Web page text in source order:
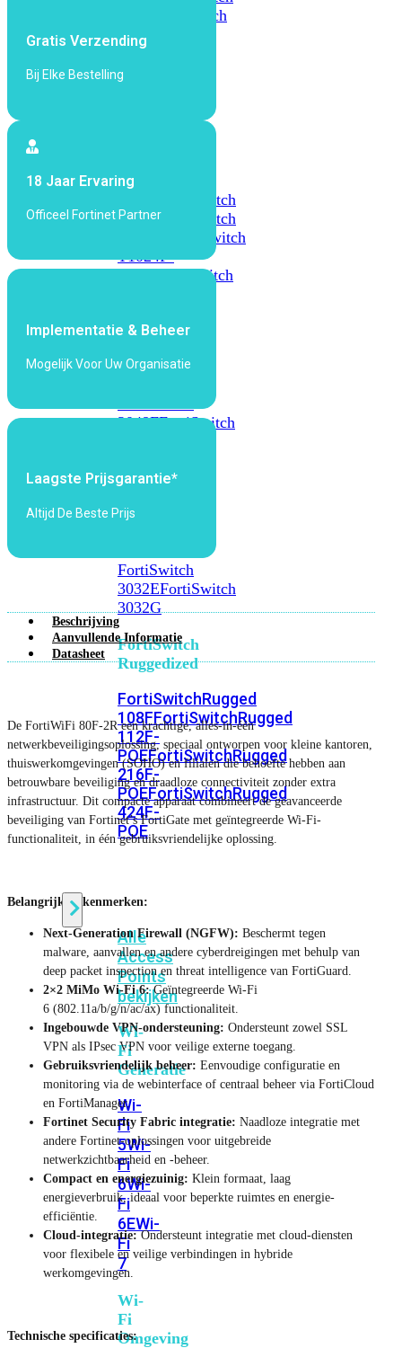
FortiSwitch
648F-
FPOE
FortiSwitch
FortiSwitch
1048EFortiSwitch
FortiSwitch
T1024F-
FortiSwitch
FortiSwitch
Series
2048FFortiSwitch
3000
FortiSwitch
3032EFortiSwitch
3032G
FortiSwitch
Ruggedized
FortiSwitchRugged
108FFortiSwitchRugged
112F-
POEFortiSwitchRugged
216F-
POEFortiSwitchRugged
424F-
POE
Alle
Access
Points
bekijken
Wi-
Fi
Generatie
Wi-
Fi
5Wi-
Fi
6Wi-
Fi
6EWi-
Fi
7
Wi-
Fi
Omgeving
Gratis Verzending
Bij Elke Bestelling
18 Jaar Ervaring
Officeel Fortinet Partner
Implementatie & Beheer
Mogelijk Voor Uw Organisatie
Laagste Prijsgarantie*
Altijd De Beste Prijs
Beschrijving
Aanvullende Informatie
Datasheet
De FortiWiFi 80F-2R een krachtige, alles-in-één
netwerkbeveiligingsoplossing, speciaal ontworpen voor kleine kantoren,
thuiswerkomgevingen (SOHO) en filialen die behoefte hebben aan
betrouwbare beveiliging en draadloze connectiviteit zonder extra
infrastructuur. Dit compacte apparaat combineert de geavanceerde
beveiliging van Fortinet’s FortiGate met geïntegreerde Wi-Fi-
functionaliteit, in één gebruiksvriendelijke oplossing.
Belangrijkste kenmerken:
Next-Generation Firewall (NGFW): Beschermt tegen
malware, aanvallen en andere cyberdreigingen met behulp van
deep packet inspection en threat intelligence van FortiGuard.
2×2 MiMo Wi-Fi 6:Geïntegreerde Wi-Fi
6 (802.11a/b/g/n/ac/ax) functionaliteit.
Ingebouwde VPN-ondersteuning: Ondersteunt zowel SSL
VPN als IPsec VPN voor veilige externe toegang.
Gebruiksvriendelijk beheer: Eenvoudige configuratie en
monitoring via de webinterface of centraal beheer via FortiCloud
en FortiManager.
Fortinet Security Fabric integratie: Naadloze integratie met
andere Fortinet-oplossingen voor uitgebreide
netwerkzichtbaarheid en -beheer.
Compact en energiezuinig: Klein formaat, laag
energieverbruik, ideaal voor beperkte ruimtes en energie-
efficiëntie.
Cloud-integratie:Ondersteunt integratie met cloud-diensten
voor flexibele en veilige verbindingen in hybride
werkomgevingen.
Technische specificaties: